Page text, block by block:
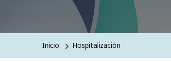
Inicio Hospitalización